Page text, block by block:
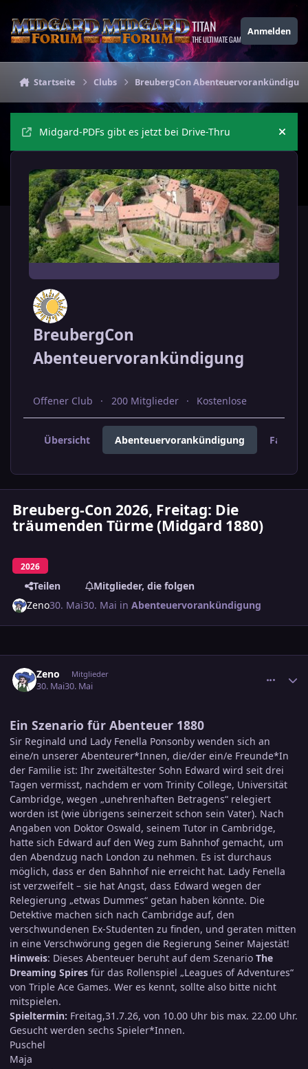
TITAN
THE ULTIMATE GAMING THEME
Anmelden
Startseite Clubs BreubergCon
Midgard-PDFs gibt es jetzt bei Drive-Thru
BreubergCon
Abenteuervorankündigung
Offener Club 200 Mitglieder Kostenlose
Übersicht Abenteuervorankündigung Fahrer
Breuberg-Con 2026, Freitag: Die
träumenden Türme (Midgard 1880)
2026
Teilen
Mitglieder, die folgen
Zeno30. Mai30. Mai inAbenteuervorankündigung
Zeno Mitglieder
30. Mai30. Mai
Ein Szenario für Abenteuer 1880
Sir Reginald und Lady Fenella Ponsonby wenden sich an
eine/n unserer Abenteurer*Innen, die/der ein/e Freunde*In
der Familie ist: Ihr zweitältester Sohn Edward wird seit drei
Tagen vermisst, nachdem er vom Trinity College, Universität
Cambridge, wegen „unehrenhaften Betragens“ relegiert
worden ist (wie übrigens seinerzeit schon sein Vater). Nach
Angaben von Doktor Oswald, seinem Tutor in Cambridge,
hatte sich Edward auf den Weg zum Bahnhof gemacht, um
den Abendzug nach London zu nehmen. Es ist durchaus
möglich, dass er den Bahnhof nie erreicht hat. Lady Fenella
ist verzweifelt – sie hat Angst, dass Edward wegen der
Relegierung „etwas Dummes“ getan haben könnte. Die
Detektive machen sich nach Cambridge auf, den
verschwundenen Ex-Studenten zu finden, und geraten mitten
in eine Verschwörung gegen die Regierung Seiner Majestät!
Hinweis: Dieses Abenteuer beruht auf dem Szenario The
Dreaming Spires für das Rollenspiel „Leagues of Adventures“
von Triple Ace Games. Wer es kennt, sollte also bitte nicht
mitspielen.
Spieltermin: Freitag,31.7.26, von 10.00 Uhr bis max. 22.00 Uhr.
Gesucht werden sechs Spieler*Innen.
Puschel
Maja